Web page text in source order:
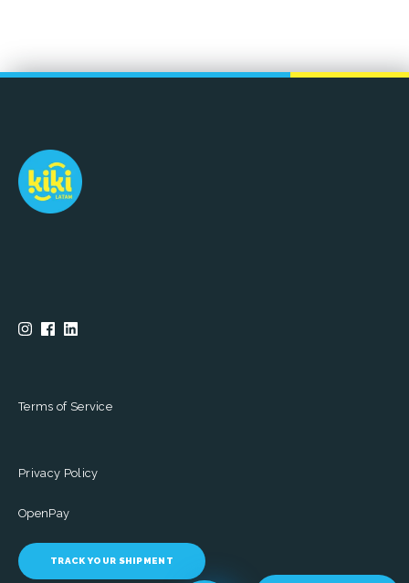
Terms of Service
Privacy Policy
OpenPay
TRACK YOUR SHIPMENT